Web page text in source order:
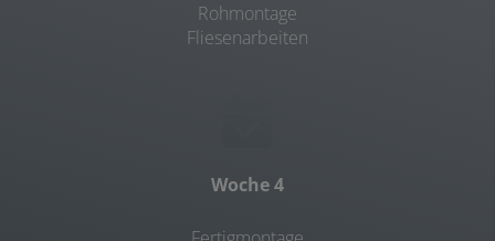
Rohmontage
Fliesenarbeiten
Woche 4